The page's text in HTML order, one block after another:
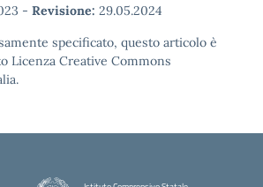
- Revisione: 29.05.2024
specificato, questo articolo è
Licenza Creative Commons